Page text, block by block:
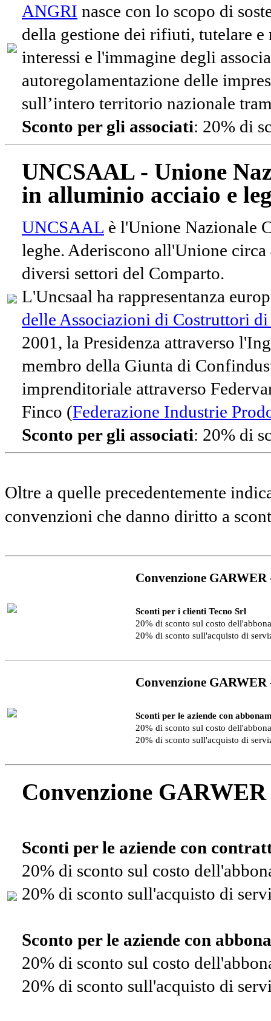
ANGRI nasce con lo scopo di
della gestione dei rifiuti, tutelare e
interessi e l'immagine degli
autoregolamentazione delle
sull’intero territorio nazionale
Sconto per gli associati: 20% di
UNCSAAL - Unione
in alluminio acciaio e
UNCSAAL è l'Unione Nazionale
leghe. Aderiscono all'Unione
diversi settori del Comparto.
L'Uncsaal ha rappresentanza
delle Associazioni di Costruttori
2001, la Presidenza attraverso
membro della Giunta di
imprenditoriale attraverso
Finco (Federazione Industrie
Sconto per gli associati: 20% di
Oltre a quelle precedentemente
convenzioni che danno diritto a
Convenzione
Sconti per i clienti Tecno Srl
20% di sconto sul costo
20% di sconto sull'acquisto di
Convenzione
Sconti per le aziende con
20% di sconto sul costo
20% di sconto sull'acquisto di
Convenzione
Sconti per le aziende con
20% di sconto sul costo
20% di sconto sull'acquisto di
Sconto per le aziende con
20% di sconto sul costo
20% di sconto sull'acquisto di